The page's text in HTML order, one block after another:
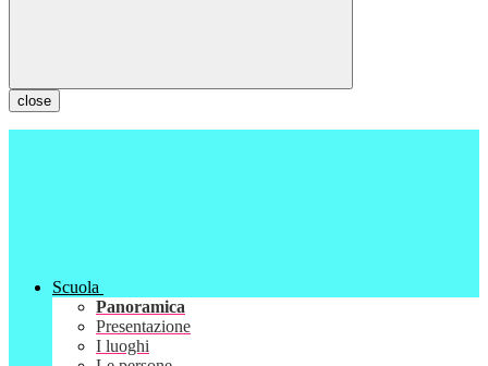
close
Scuola
Panoramica
Presentazione
I luoghi